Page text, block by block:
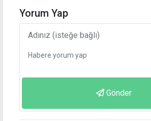
Yorum Yap
Gönder